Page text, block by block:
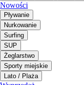
Nowości
Pływanie
Nurkowanie
Surfing
SUP
Żeglarstwo
Sporty miejskie
Lato / Plaża